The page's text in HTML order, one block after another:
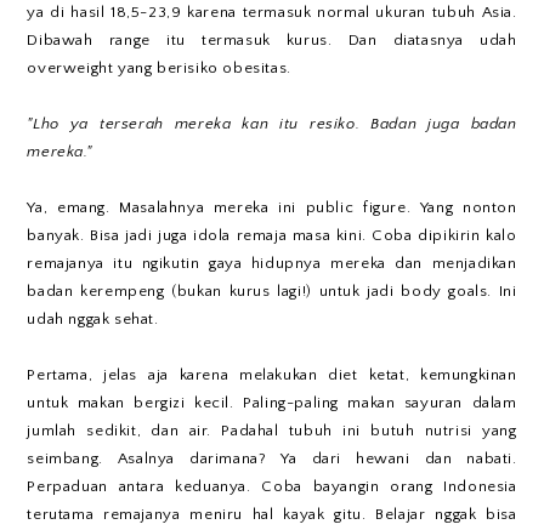
ya di hasil 18,5-23,9 karena termasuk normal ukuran tubuh Asia.
Dibawah range itu termasuk kurus. Dan diatasnya udah
overweight yang berisiko obesitas.
"Lho ya terserah mereka kan itu resiko. Badan juga badan
mereka."
Ya, emang. Masalahnya mereka ini public figure. Yang nonton
banyak. Bisa jadi juga idola remaja masa kini. Coba dipikirin kalo
remajanya itu ngikutin gaya hidupnya mereka dan menjadikan
badan kerempeng (bukan kurus lagi!) untuk jadi body goals. Ini
udah nggak sehat.
Pertama, jelas aja karena melakukan diet ketat, kemungkinan
untuk makan bergizi kecil. Paling-paling makan sayuran dalam
jumlah sedikit, dan air. Padahal tubuh ini butuh nutrisi yang
seimbang. Asalnya darimana? Ya dari hewani dan nabati.
Perpaduan antara keduanya. Coba bayangin orang Indonesia
terutama remajanya meniru hal kayak gitu. Belajar nggak bisa